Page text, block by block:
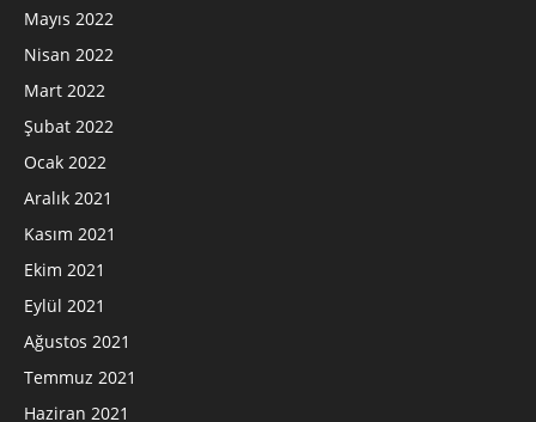
Mayıs 2022
Nisan 2022
Mart 2022
Şubat 2022
Ocak 2022
Aralık 2021
Kasım 2021
Ekim 2021
Eylül 2021
Ağustos 2021
Temmuz 2021
Haziran 2021